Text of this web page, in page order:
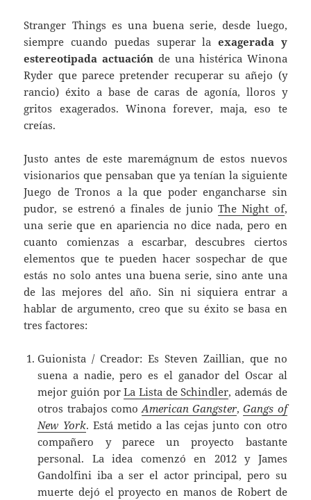
Stranger Things es una buena serie, desde luego,
siempre cuando puedas superar la exagerada y
estereotipada actuación de una histérica Winona
Ryder que parece pretender recuperar su añejo (y
rancio) éxito a base de caras de agonía, lloros y
gritos exagerados. Winona forever, maja, eso te
creías.
Justo antes de este maremágnum de estos nuevos
visionarios que pensaban que ya tenían la siguiente
Juego de Tronos a la que poder engancharse sin
pudor, se estrenó a finales de junioThe Night of,
una serie que en apariencia no dice nada, pero en
cuanto comienzas a escarbar, descubres ciertos
elementos que te pueden hacer sospechar de que
estás no solo antes una buena serie, sino ante una
de las mejores del año. Sin ni siquiera entrar a
hablar de argumento, creo que su éxito se basa en
tres factores:
Guionista / Creador: Es Steven Zaillian, que no
suena a nadie, pero es el ganador del Oscar al
mejor guión porLa Lista de Schindler, además de
otros trabajos comoAmerican Gangster,Gangs of
New York. Está metido a las cejas junto con otro
compañero y parece un proyecto bastante
personal. La idea comenzó en 2012 y James
Gandolfini iba a ser el actor principal, pero su
muerte dejó el proyecto en manos de Robert de